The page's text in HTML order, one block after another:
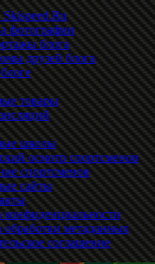
фотографии
блога
друзей блога
товары
школы
осмотр спортсменов
спортсменов
сайты
конфиденциальности
метаданных
соглашение